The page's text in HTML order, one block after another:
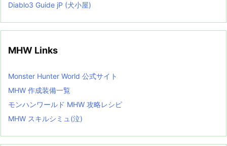
Diablo3 Guide jP (犬小屋)
MHW Links
Monster Hunter World 公式サイト
MHW 作成装備一覧
モンハンワールド MHW 攻略レシピ
MHW スキルシミュ(泣)